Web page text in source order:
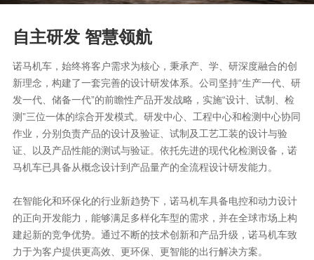
自主研发 智慧领航
诺马机车，始终将客户需求为核心，秉承产、学、研深度融合的创
新理念，构建了一套完善的设计研发体系。公司坚持“生产一代、研
发一代、储备一代”的前瞻性产品开发战略，实施“设计、试制、检
测”三位一体的综合开发模式。研发中心、工程中心和检测中心协同
作业，分别负责产品的设计及验证、试制及工艺工装的设计与验
证、以及产品性能的测试与验证。依托先进的现代化检测设备，诺
马机车已具备从概念设计到产品量产的全流程设计研发能力。
在智能化和环保化的行业新趋势下，诺马机车具备电控和动力设计
的正向开发能力，能够满足多样化车型的需求，并在全球市场上构
建起新的竞争优势。通过不断的技术创新和产品升级，诺马机车致
力于为客户提供更高效、更环保、更智能的出行解决方案。